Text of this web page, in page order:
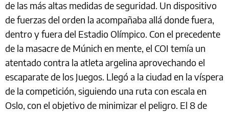
de las más altas medidas de seguridad. Un dispositivo
de fuerzas del orden la acompañaba allá donde fuera,
dentro y fuera del Estadio Olímpico. Con el precedente
de la masacre de Múnich en mente, el COI temía un
atentado contra la atleta argelina aprovechando el
escaparate de los Juegos. Llegó a la ciudad en la víspera
de la competición, siguiendo una ruta con escala en
Oslo, con el objetivo de minimizar el peligro. El 8 de